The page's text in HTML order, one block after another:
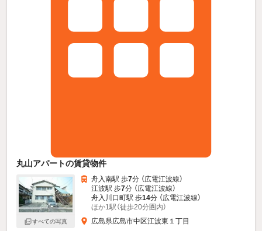
丸山アパートの賃貸物件
すべての写真
舟入南駅 歩7分 （広電江波線）
江波駅 歩7分 （広電江波線）
舟入川口町駅 歩14分 （広電江波線）
ほか1駅（徒歩20分圏内）
広島県広島市中区江波東１丁目